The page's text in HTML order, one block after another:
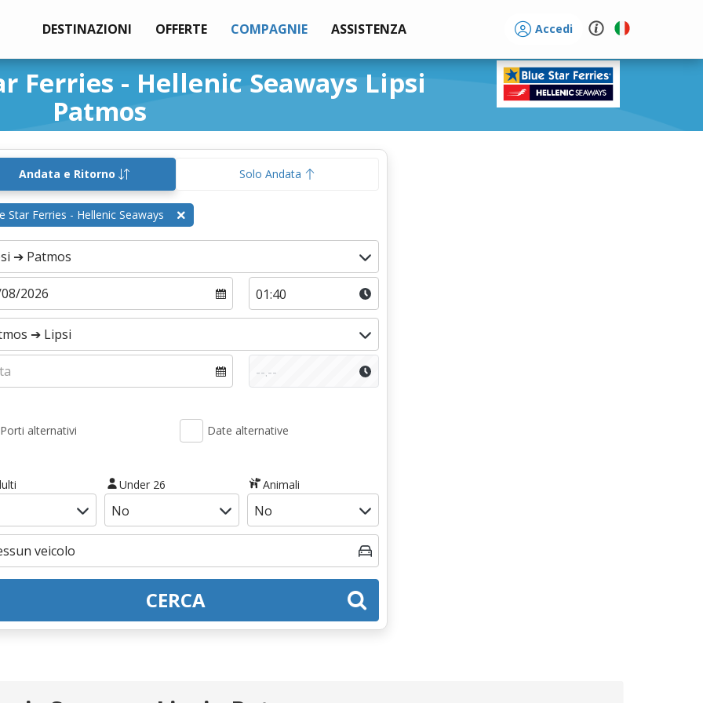
DESTINAZIONI OFFERTE COMPAGNIE ASSISTENZA Accedi
Ferries - Hellenic Seaways Lipsi
Patmos
Andata e Ritorno Solo Andata
Star Ferries - Hellenic Seaways
Porti alternativi Date alternative
Under 26 Animali
CERCA